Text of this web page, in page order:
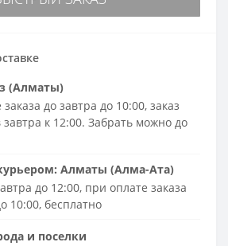
(Алматы)
до завтра до 10:00, заказ
завтра к 12:00. Забрать можно до
: Алматы (Алма-Ата)
до 12:00, при оплате заказа
10:00, бесплатно
и поселки